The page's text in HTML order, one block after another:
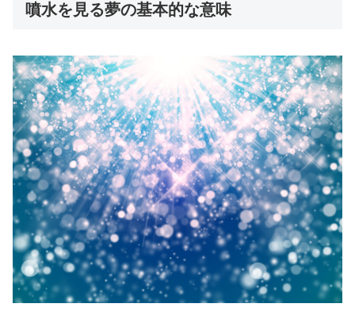
噴水を見る夢の基本的な意味